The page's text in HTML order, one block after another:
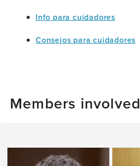
Info para cuidadores
Consejos para cuidadores
Members involved